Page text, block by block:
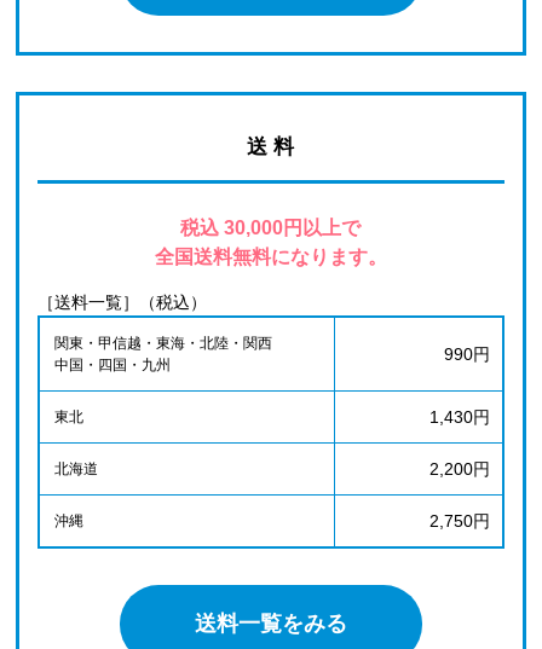
送 料
税込 30,000円以上で
全国送料無料になります。
［送料一覧］（税込）
関東・甲信越・東海・北陸・関西
中国・四国・九州
990円
東北 1,430円
北海道 2,200円
沖縄 2,750円
送料一覧をみる